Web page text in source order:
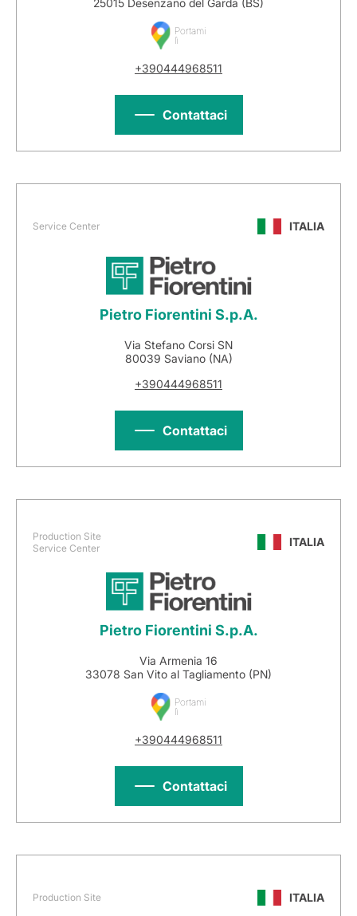
25015 Desenzano del Garda (BS)
Portami
lì
+390444968511
Contattaci
Service Center ITALIA
Pietro Fiorentini S.p.A.
Via Stefano Corsi SN
80039 Saviano (NA)
+390444968511
Contattaci
Production Site
Service Center
ITALIA
Pietro Fiorentini S.p.A.
Via Armenia 16
33078 San Vito al Tagliamento (PN)
Portami
lì
+390444968511
Contattaci
Production Site ITALIA